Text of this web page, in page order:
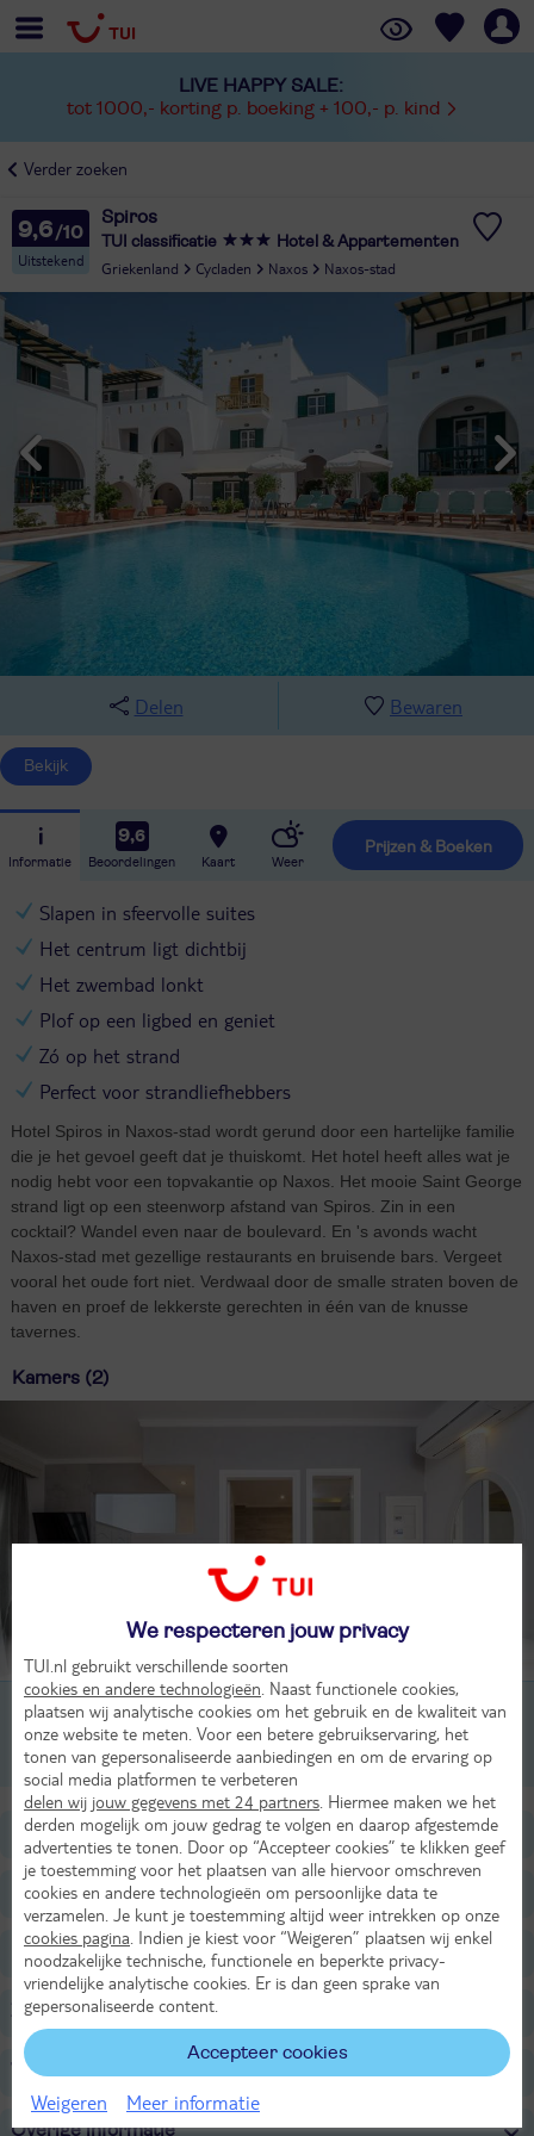
LIVE HAPPY SALE:
tot 1000,- korting p. boeking + 100,- p. kind
Verder zoeken
9,6
Uitstekend
Spiros
TUI classificatie Hotel & Appartementen
Griekenland Cycladen Naxos Naxos-stad
Delen Bewaren
Bekijk
Informatie
9,6
Beoordelingen Kaart Weer
Prijzen & Boeken
Slapen in sfeervolle suites
Het centrum ligt dichtbij
Het zwembad lonkt
Plof op een ligbed en geniet
Zó op het strand
Perfect voor strandliefhebbers
Hotel Spiros in Naxos-stad wordt gerund door een hartelijke familie
die je het gevoel geeft dat je thuiskomt. Het hotel heeft alles wat je
nodig hebt voor een topvakantie op Naxos. Het mooie Saint George
strand ligt op een steenworp afstand van Spiros. Zin in een
cocktail? Wandel even naar de boulevard. En 's avonds wacht
Naxos-stad met gezellige restaurants en bruisende bars. Vergeet
vooral het oude fort niet. Verdwaal door de smalle straten boven de
haven en proef de lekkerste gerechten in één van de knusse
tavernes.
Kamers (2)
Beoordeling van 10 TUI-gasten
2-persoonskamer, Superior, 2-3 pers
2-persoonskamer, Superior Zwembadzicht, 2-2 pers
Ligging
Faciliteiten
Restaurants/Bars
Zwembaden
Voor de kinderen
Overige informatie
We respecteren jouw privacy
TUI.nl gebruikt verschillende soorten
cookies en andere technologieën . Naast functionele cookies,
plaatsen wij analytische cookies om het gebruik en de kwaliteit van
onze website te meten. Voor een betere gebruikservaring, het
tonen van gepersonaliseerde aanbiedingen en om de ervaring op
social media platformen te verbeteren
delen wij jouw gegevens met 24 partners . Hiermee maken we het
derden mogelijk om jouw gedrag te volgen en daarop afgestemde
advertenties te tonen. Door op “Accepteer cookies” te klikken geef
je toestemming voor het plaatsen van alle hiervoor omschreven
cookies en andere technologieën om persoonlijke data te
verzamelen. Je kunt je toestemming altijd weer intrekken op onze
cookies pagina . Indien je kiest voor “Weigeren” plaatsen wij enkel
noodzakelijke technische, functionele en beperkte privacy-
vriendelijke analytische cookies. Er is dan geen sprake van
gepersonaliseerde content.
Accepteer cookies
Weigeren Meer informatie